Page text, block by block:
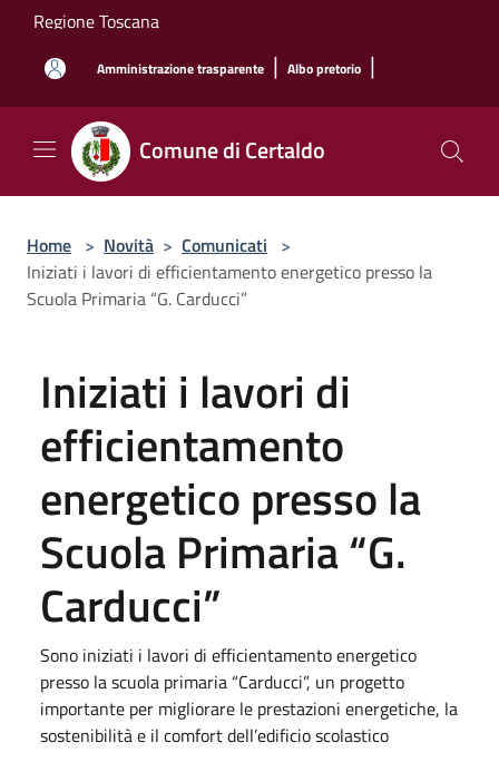
Salta al contenuto principale
Regione Toscana
Amministrazione trasparente | Albo pretorio |
Comune di Certaldo
Home > Novità > Comunicati >
Iniziati i lavori di efficientamento energetico presso la
Scuola Primaria “G. Carducci”
Iniziati i lavori di
efficientamento
energetico presso la
Scuola Primaria “G.
Carducci”
Sono iniziati i lavori di efficientamento energetico
presso la scuola primaria “Carducci”, un progetto
importante per migliorare le prestazioni energetiche, la
sostenibilità e il comfort dell’edificio scolastico